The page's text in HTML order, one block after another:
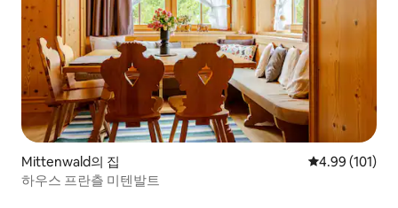
Mittenwald의 집 평점 4.99점(5
4.99 (101)
하우스 프란츨 미텐발트